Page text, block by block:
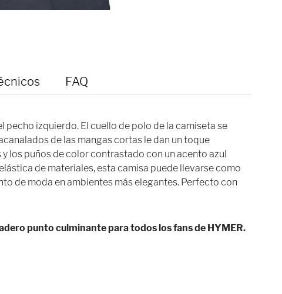
FAQ
izquierdo. El cuello de polo de la camiseta se
de las mangas cortas le dan un toque
los puños de color contrastado con un acento azul
de materiales, esta camisa puede llevarse como
de moda en ambientes más elegantes. Perfecto con
punto culminante para todos los fans de HYMER.